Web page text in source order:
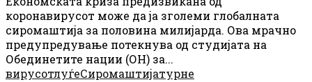
коронавирусот може да ја зголеми глобалната
сиромаштија за половина милијарда. Ова мрачно
предупредување потекнува од студијата на
Обединетите нации (ОН) за...
вирусотлуѓеСиромаштијатурне